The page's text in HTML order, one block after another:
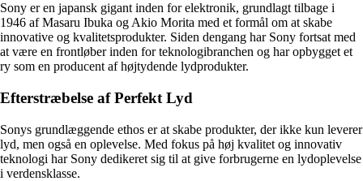
Sony er en japansk gigant inden for elektronik, grundlagt tilbage i
1946 af Masaru Ibuka og Akio Morita med et formål om at skabe
innovative og kvalitetsprodukter. Siden dengang har Sony fortsat med
at være en frontløber inden for teknologibranchen og har opbygget et
ry som en producent af højtydende lydprodukter.
Efterstræbelse af Perfekt Lyd
Sonys grundlæggende ethos er at skabe produkter, der ikke kun leverer
lyd, men også en oplevelse. Med fokus på høj kvalitet og innovativ
teknologi har Sony dedikeret sig til at give forbrugerne en lydoplevelse
i verdensklasse.